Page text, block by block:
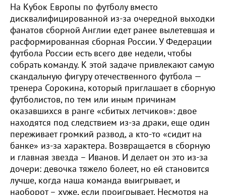
На Кубок Европы по футболу вместо
дисквалифицированной из-за очередной выходки
фанатов сборной Англии едет ранее вылетевшая и
расформированная сборная России. У Федерации
футбола России есть всего две недели, чтобы
собрать команду. К этой задаче привлекают самую
скандальную фигуру отечественного футбола —
тренера Сорокина, который приглашает в сборную
футболистов, по тем или иным причинам
оказавшихся в ранге «сбитых летчиков»: двое
находятся под следствием из-за драки, еще один
переживает громкий развод, а кто-то «сидит на
банке» из-за характера. Возвращается в сборную
и главная звезда – Иванов. И делает он это из-за
дочери: девочка тяжело болеет, но ей становится
лучше, когда наша команда выигрывает, и
наоборот – хуже, если проигрывает. Несмотря на